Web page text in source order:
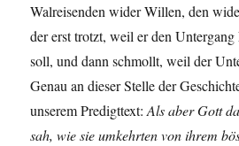
Walreisenden wider Willen, den
der erst trotzt, weil er den
soll, und dann schmollt, weil der
Genau an dieser Stelle der
unserem Predigttext:Als aber Gott
sah, wie sie umkehrten von ihrem